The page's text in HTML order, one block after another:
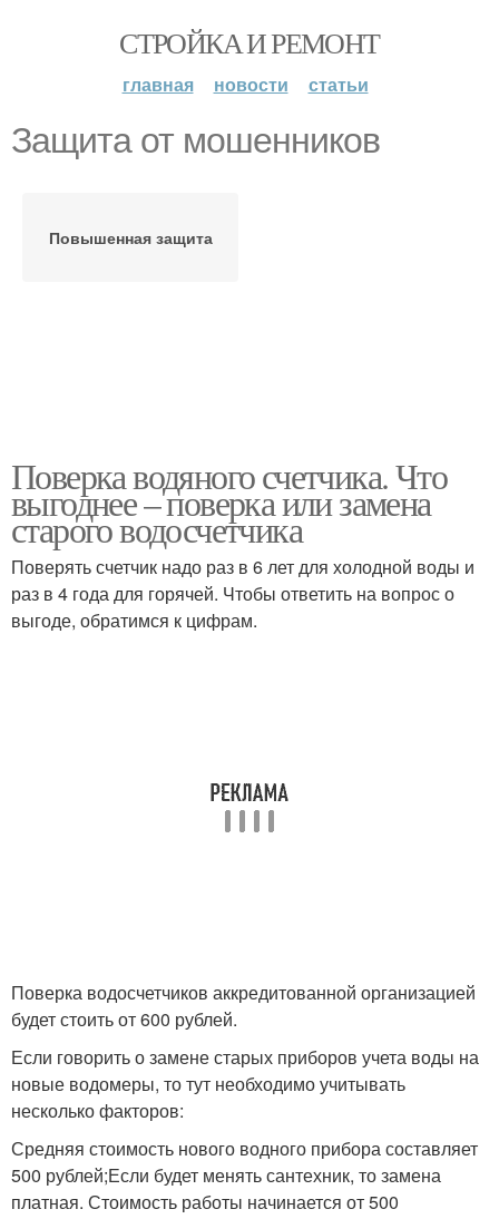
СТРОЙКА И РЕМОНТ
главная новости статьи
Защита от мошенников
Повышенная защита
Поверка водяного счетчика. Что
выгоднее – поверка или замена
старого водосчетчика
Поверять счетчик надо раз в 6 лет для холодной воды и
раз в 4 года для горячей. Чтобы ответить на вопрос о
выгоде, обратимся к цифрам.
Поверка водосчетчиков аккредитованной организацией
будет стоить от 600 рублей.
Если говорить о замене старых приборов учета воды на
новые водомеры, то тут необходимо учитывать
несколько факторов:
Средняя стоимость нового водного прибора составляет
500 рублей;Если будет менять сантехник, то замена
платная. Стоимость работы начинается от 500